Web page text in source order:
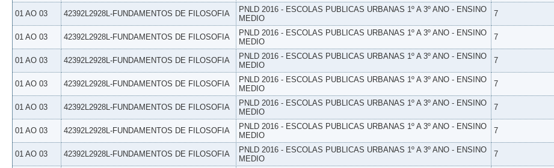
01 AO 03 42392L2928L-FUNDAMENTOS DE FILOSOFIA
PNLD 2016 - ESCOLAS PUBLICAS URBANAS 1º A 3º ANO - ENSINO
MEDIO
7
01 AO 03 42392L2928L-FUNDAMENTOS DE FILOSOFIA
PNLD 2016 - ESCOLAS PUBLICAS URBANAS 1º A 3º ANO - ENSINO
MEDIO
7
01 AO 03 42392L2928L-FUNDAMENTOS DE FILOSOFIA
PNLD 2016 - ESCOLAS PUBLICAS URBANAS 1º A 3º ANO - ENSINO
MEDIO
7
01 AO 03 42392L2928L-FUNDAMENTOS DE FILOSOFIA
PNLD 2016 - ESCOLAS PUBLICAS URBANAS 1º A 3º ANO - ENSINO
MEDIO
7
01 AO 03 42392L2928L-FUNDAMENTOS DE FILOSOFIA
PNLD 2016 - ESCOLAS PUBLICAS URBANAS 1º A 3º ANO - ENSINO
MEDIO
7
01 AO 03 42392L2928L-FUNDAMENTOS DE FILOSOFIA
PNLD 2016 - ESCOLAS PUBLICAS URBANAS 1º A 3º ANO - ENSINO
MEDIO
7
01 AO 03 42392L2928L-FUNDAMENTOS DE FILOSOFIA
PNLD 2016 - ESCOLAS PUBLICAS URBANAS 1º A 3º ANO - ENSINO
MEDIO
7